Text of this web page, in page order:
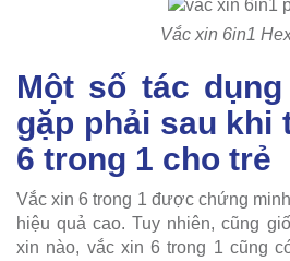
Vắc xin 6in1
Một số tác
gặp phải sau khi
6 trong 1 cho trẻ
Vắc xin 6 trong 1 được chứng
hiệu quả cao. Tuy nhiên, cũng
xin nào, vắc xin 6 trong 1 cũng